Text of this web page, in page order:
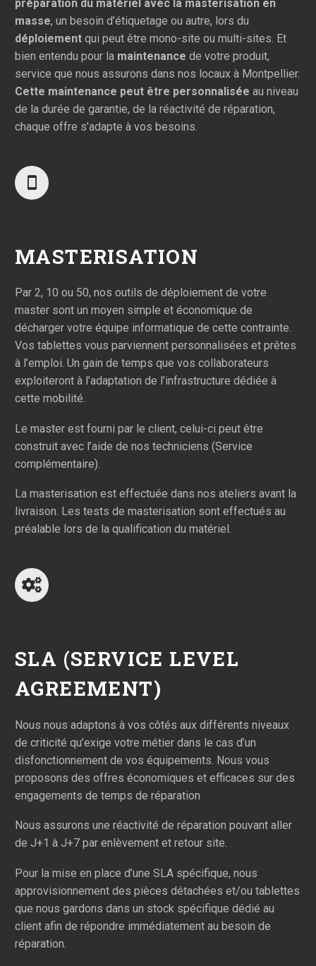
préparation du matériel avec la masterisation en
masse, un besoin d’étiquetage ou autre, lors du
déploiement qui peut être mono-site ou multi-sites. Et
bien entendu pour la maintenance de votre produit,
service que nous assurons dans nos locaux à Montpellier.
Cette maintenance peut être personnalisée au niveau
de la durée de garantie, de la réactivité de réparation,
chaque offre s’adapte à vos besoins.
MASTERISATION
Par 2, 10 ou 50, nos outils de déploiement de votre
master sont un moyen simple et économique de
décharger votre équipe informatique de cette contrainte.
Vos tablettes vous parviennent personnalisées et prêtes
à l’emploi. Un gain de temps que vos collaborateurs
exploiteront à l’adaptation de l’infrastructure dédiée à
cette mobilité.
Le master est fourni par le client, celui-ci peut être
construit avec l’aide de nos techniciens (Service
complémentaire).
La masterisation est effectuée dans nos ateliers avant la
livraison. Les tests de masterisation sont effectués au
préalable lors de la qualification du matériel.
SLA (SERVICE LEVEL
AGREEMENT)
Nous nous adaptons à vos côtés aux différents niveaux
de criticité qu’exige votre métier dans le cas d’un
disfonctionnement de vos équipements. Nous vous
proposons des offres économiques et efficaces sur des
engagements de temps de réparation
Nous assurons une réactivité de réparation pouvant aller
de J+1 à J+7 par enlèvement et retour site.
Pour la mise en place d’une SLA spécifique, nous
approvisionnement des pièces détachées et/ou tablettes
que nous gardons dans un stock spécifique dédié au
client afin de répondre immédiatement au besoin de
réparation.